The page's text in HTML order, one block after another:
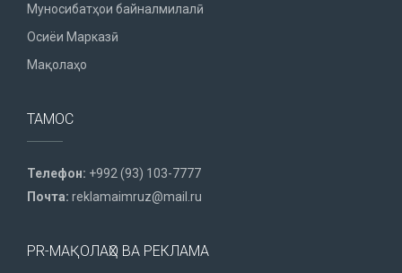
Муносибатҳои байналмилалӣ
Осиёи Марказӣ
Мақолаҳо
ТАМОС
Телефон: +992 (93) 103-7777
Почта: reklamaimruz@mail.ru
PR-МАҚОЛАҲО ВА РЕКЛАМА